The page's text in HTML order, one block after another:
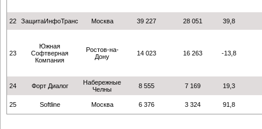
22 ЗащитаИнфоТранс Москва 39 227 28 051 39,8
23
Южная
Софтверная
Компания
Ростов-на-
Дону
14 023 16 263 -13,8
24 Форт Диалог
Набережные
Челны
8 555 7 169 19,3
25 Softline Москва 6 376 3 324 91,8